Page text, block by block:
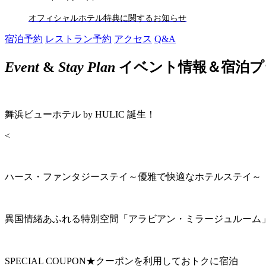
オフィシャルホテル特典に関するお知らせ
宿泊予約 レストラン予約 アクセス Q&A
Event& Stay Plan イベント情報＆宿泊
舞浜ビューホテル by HULIC 誕生！
<
ハース・ファンタジーステイ～優雅で快適なホテルステイ～
異国情緒あふれる特別空間「アラビアン・ミラージュルーム
SPECIAL COUPON★クーポンを利用しておトクに宿泊